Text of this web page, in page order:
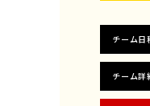
チーム日
チーム詳